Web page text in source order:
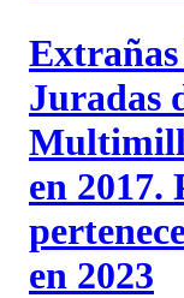
Juradas
en 2017.
en 2023